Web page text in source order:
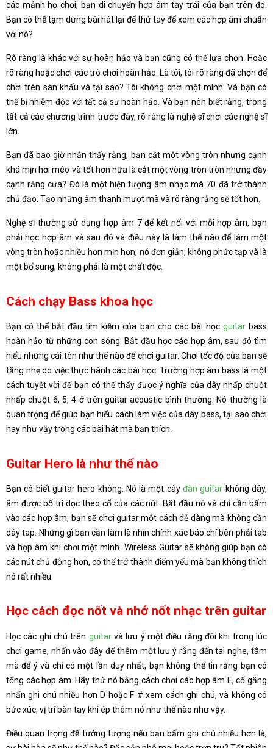
các mảnh họ chơi, bạn di chuyển hợp âm tay trái của bạn trên đó.
Bạn có thể tạm dừng bài hát lại để thử tay để xem các hợp âm chuẩn
với nó?
Rõ ràng là khác với sự hoàn hảo và bạn cũng có thể lựa chọn. Hoặc
rõ ràng hoặc chơi các trò chơi hoàn hảo. Là tôi, tôi rõ ràng đã chọn để
chơi trên sân khấu và tại sao? Tôi không chơi một mình. Và bạn có
thể bị nhiễm độc với tất cả sự hoàn hảo. Và bạn nên biết rằng, trong
tất cả các chương trình trước đây, rõ ràng là nghệ sĩ chơi các nghệ sĩ
lớn.
Bạn đã bao giờ nhận thấy rằng, bạn cắt một vòng tròn nhưng cạnh
khá mịn hơi méo và tốt hơn nữa là cắt một vòng tròn tròn nhưng đầy
cạnh răng cưa? Đó là một hiện tượng âm nhạc mà 70 đã trở thành
chủ đạo. Tạo những âm thanh mượt mà và rõ ràng rằng sẽ tốt hơn.
Nghệ sĩ thường sử dụng hợp âm 7 để kết nối với mỗi hợp âm, bạn
phải học hợp âm và sau đó và điều này là làm thế nào để làm một
vòng tròn hoặc nhiều hơn mịn hơn, nó đơn giản, không phức tạp và là
một bổ sung, không phải là một chất độc.
Cách chạy Bass khoa học
Bạn có thể bắt đầu tìm kiếm của bạn cho các bài học guitarbass
hoàn hảo từ những con sóng. Bắt đầu học các hợp âm, sau đó tìm
hiểu những cái tên như thế nào để chơi guitar. Chơi tốc độ của bạn sẽ
tăng nhẹ do việc thực hành các bài học. Trường hợp âm bass là một
cách tuyệt vời để bạn có thể thấy được ý nghĩa của dây nhấp chuột
nhấp chuột 6, 5, 4 ở trên guitar acoustic bình thường. Nó thường là
quan trọng để giúp bạn hiểu cách làm việc của dây bass, tại sao chơi
hay như vậy trong các bài hát mà bạn thích.
Guitar Hero là như thế nào
Bạn có biết guitar hero không. Nó là một câyđàn guitar không dây,
âm được bố trí dọc theo cổ của các nút. Bắt đầu nó và chỉ cần bấm
vào các hợp âm, bạn sẽ chơi guitar một cách dễ dàng mà không cần
dây tap. Những gì bạn cần làm là nhìn chính xác báo chí bên phải tab
và hợp âm khi chơi một mình. Wireless Guitar sẽ không giúp bạn có
các nút chủ động hơn, có thể trở thành điểm yếu mà bạn không thích
nó rất nhiều.
Học cách đọc nốt và nhớ nốt nhạc trên guitar
Học các ghi chú trên guitarvà lưu ý một điều rằng đôi khi trong lúc
chơi game, nhấn vào đây để thêm một lưu ý rằng đến tai nghe, tâm
mà để ý và chỉ có một lần duy nhất, bạn không thể tin rằng bạn có
tổng các hợp âm. Hãy thử nó bằng cách chơi các hợp âm E, cố gắng
nhấn ghi chú nhiều hơn D hoặc F # xem cách ghi chú, và không có
bức xúc, vị trí bàn tay khi ép thêm nó như thế nào như vậy.
Điều quan trọng để tưởng tượng nếu bạn bấm ghi chú nhiều hơn là,